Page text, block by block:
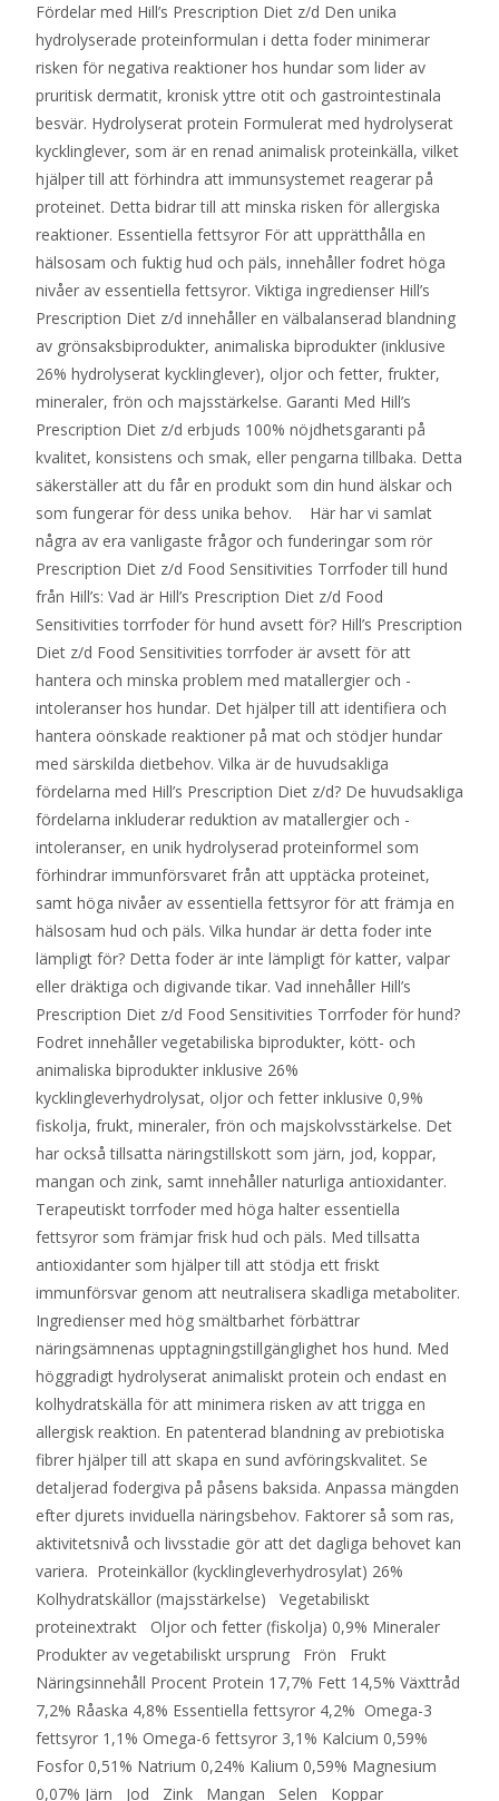
Fördelar med Hill’s Prescription Diet z/d Den unika
hydrolyserade proteinformulan i detta foder minimerar
risken för negativa reaktioner hos hundar som lider av
pruritisk dermatit, kronisk yttre otit och gastrointestinala
besvär. Hydrolyserat protein Formulerat med hydrolyserat
kycklinglever, som är en renad animalisk proteinkälla, vilket
hjälper till att förhindra att immunsystemet reagerar på
proteinet. Detta bidrar till att minska risken för allergiska
reaktioner. Essentiella fettsyror För att upprätthålla en
hälsosam och fuktig hud och päls, innehåller fodret höga
nivåer av essentiella fettsyror. Viktiga ingredienser Hill’s
Prescription Diet z/d innehåller en välbalanserad blandning
av grönsaksbiprodukter, animaliska biprodukter (inklusive
26% hydrolyserat kycklinglever), oljor och fetter, frukter,
mineraler, frön och majsstärkelse. Garanti Med Hill’s
Prescription Diet z/d erbjuds 100% nöjdhetsgaranti på
kvalitet, konsistens och smak, eller pengarna tillbaka. Detta
säkerställer att du får en produkt som din hund älskar och
som fungerar för dess unika behov. Här har vi samlat
några av era vanligaste frågor och funderingar som rör
Prescription Diet z/d Food Sensitivities Torrfoder till hund
från Hill’s: Vad är Hill’s Prescription Diet z/d Food
Sensitivities torrfoder för hund avsett för? Hill’s Prescription
Diet z/d Food Sensitivities torrfoder är avsett för att
hantera och minska problem med matallergier och -
intoleranser hos hundar. Det hjälper till att identifiera och
hantera oönskade reaktioner på mat och stödjer hundar
med särskilda dietbehov. Vilka är de huvudsakliga
fördelarna med Hill’s Prescription Diet z/d? De huvudsakliga
fördelarna inkluderar reduktion av matallergier och -
intoleranser, en unik hydrolyserad proteinformel som
förhindrar immunförsvaret från att upptäcka proteinet,
samt höga nivåer av essentiella fettsyror för att främja en
hälsosam hud och päls. Vilka hundar är detta foder inte
lämpligt för? Detta foder är inte lämpligt för katter, valpar
eller dräktiga och digivande tikar. Vad innehåller Hill’s
Prescription Diet z/d Food Sensitivities Torrfoder för hund?
Fodret innehåller vegetabiliska biprodukter, kött- och
animaliska biprodukter inklusive 26%
kycklingleverhydrolysat, oljor och fetter inklusive 0,9%
fiskolja, frukt, mineraler, frön och majskolvsstärkelse. Det
har också tillsatta näringstillskott som järn, jod, koppar,
mangan och zink, samt innehåller naturliga antioxidanter.
Terapeutiskt torrfoder med höga halter essentiella
fettsyror som främjar frisk hud och päls. Med tillsatta
antioxidanter som hjälper till att stödja ett friskt
immunförsvar genom att neutralisera skadliga metaboliter.
Ingredienser med hög smältbarhet förbättrar
näringsämnenas upptagningstillgänglighet hos hund. Med
höggradigt hydrolyserat animaliskt protein och endast en
kolhydratskälla för att minimera risken av att trigga en
allergisk reaktion. En patenterad blandning av prebiotiska
fibrer hjälper till att skapa en sund avföringskvalitet. Se
detaljerad fodergiva på påsens baksida. Anpassa mängden
efter djurets inviduella näringsbehov. Faktorer så som ras,
aktivitetsnivå och livsstadie gör att det dagliga behovet kan
variera. Proteinkällor (kycklingleverhydrosylat) 26%
Kolhydratskällor (majsstärkelse) Vegetabiliskt
proteinextrakt Oljor och fetter (fiskolja) 0,9% Mineraler
Produkter av vegetabiliskt ursprung Frön Frukt
Näringsinnehåll Procent Protein 17,7% Fett 14,5% Växttråd
7,2% Råaska 4,8% Essentiella fettsyror 4,2% Omega-3
fettsyror 1,1% Omega-6 fettsyror 3,1% Kalcium 0,59%
Fosfor 0,51% Natrium 0,24% Kalium 0,59% Magnesium
0,07% Järn Jod Zink Mangan Selen Koppar